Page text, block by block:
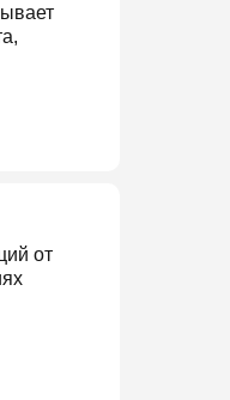
от